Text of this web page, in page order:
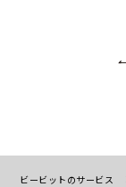
ビービットのサービス